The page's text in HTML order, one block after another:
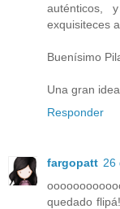
auténticos,
exquisiteces
Buenísimo
Una gran
Responder
fargopatt 26
quedado